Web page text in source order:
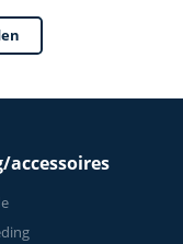
3.5 PK
- Inklapbaar
accessoires